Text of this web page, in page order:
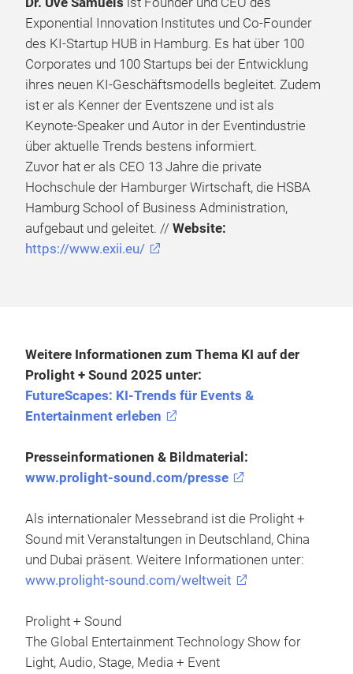
Exponential Innovation Institutes und Co-Founder
des KI-Startup HUB in Hamburg. Es hat über 100
Corporates und 100 Startups bei der Entwicklung
ihres neuen KI-Geschäftsmodells begleitet. Zudem
ist er als Kenner der Eventszene und ist als
Keynote-Speaker und Autor in der Eventindustrie
über aktuelle Trends bestens informiert.
Zuvor hat er als CEO 13 Jahre die private
Hochschule der Hamburger Wirtschaft, die HSBA
Hamburg School of Business Administration,
aufgebaut und geleitet. // Website:
https://www.exii.eu/
Weitere Informationen zum Thema KI auf der
Prolight + Sound 2025 unter:
FutureScapes: KI-Trends für Events &
Entertainment erleben
Presseinformationen & Bildmaterial:
www.prolight-sound.com/presse
Als internationaler Messebrand ist die Prolight +
Sound mit Veranstaltungen in Deutschland, China
und Dubai präsent. Weitere Informationen unter:
www.prolight-sound.com/weltweit
Prolight + Sound
The Global Entertainment Technology Show for
Light, Audio, Stage, Media + Event